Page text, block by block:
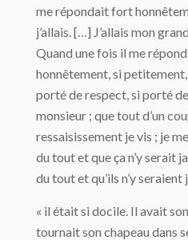
me répondait fort
j’allais. […] J’allais mon
Quand une fois il me
honnêtement, si petitement,
porté de respect, si porté
monsieur ; que tout d’un
ressaisissement je vis ; je
du tout et que ça n’y serait
du tout et qu’ils n’y
« il était si docile. Il avait
tournait son chapeau dans